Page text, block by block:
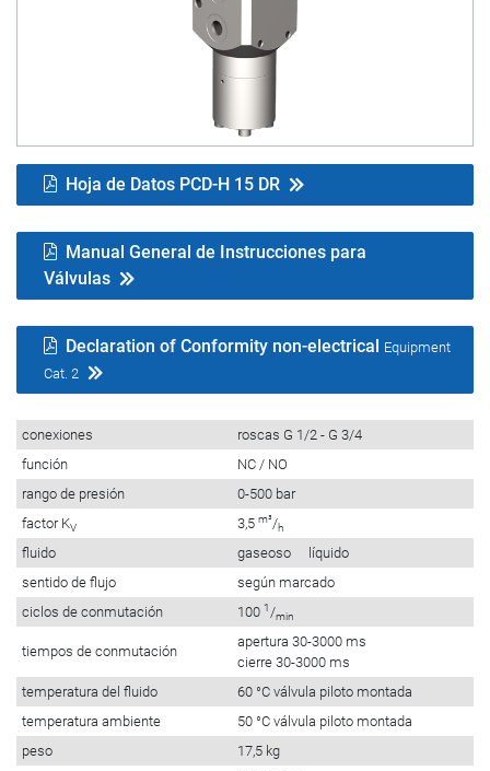
Hoja de Datos PCD-H 15 DR
Manual General de Instrucciones para
Válvulas
Declaration of Conformity non-electrical
Equipment
Cat. 2
conexiones
roscas G 1/2 - G 3/4
función
NC / NO
rango de presión
0-500 bar
factor KV 3,5 m³/h
fluido
gaseoso líquido
sentido de flujo
según marcado
ciclos de conmutación
100 1/min
tiempos de conmutación
apertura 30-3000 ms
cierre 30-3000 ms
temperatura del fluido
60 °C válvula piloto montada
temperatura ambiente
50 °C válvula piloto montada
peso
17,5 kg